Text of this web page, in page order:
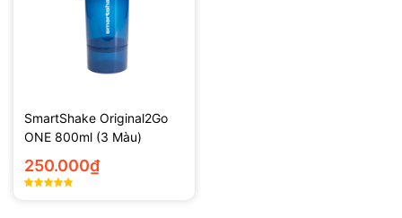
SmartShake Original2Go
ONE 800ml (3 Màu)
250.000₫